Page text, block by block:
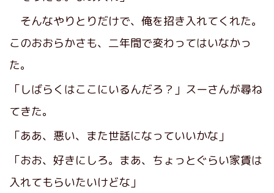
そんなやりとりだけで、俺を招き入れてくれた。
このおおらかさも、二年間で変わってはいなかっ
た。
「しばらくはここにいるんだろ？」スーさんが尋ね
てきた。
「ああ、悪い、また世話になっていいかな」
「おお、好きにしろ。まあ、ちょっとぐらい家賃は
入れてもらいたいけどな」